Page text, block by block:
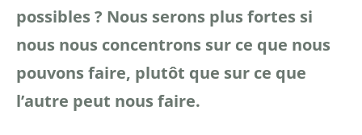
possibles ? Nous serons plus fortes si
nous nous concentrons sur ce que nous
pouvons faire, plutôt que sur ce que
l’autre peut nous faire.